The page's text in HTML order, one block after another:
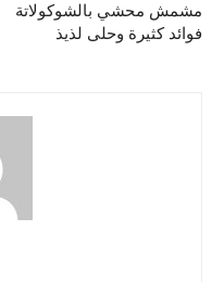
مشمش محشي بالشوكولاتة
فوائد كثيرة وحلى لذيذ